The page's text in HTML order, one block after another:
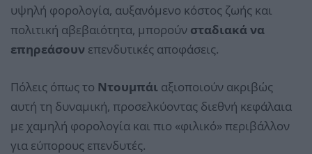
υψηλή φορολογία, αυξανόμενο κόστος ζωής και
πολιτική αβεβαιότητα, μπορούν σταδιακά να
επηρεάσουν επενδυτικές αποφάσεις.
Πόλεις όπως το Ντουμπάι αξιοποιούν ακριβώς
αυτή τη δυναμική, προσελκύοντας διεθνή κεφάλαια
με χαμηλή φορολογία και πιο «φιλικό» περιβάλλον
για εύπορους επενδυτές.